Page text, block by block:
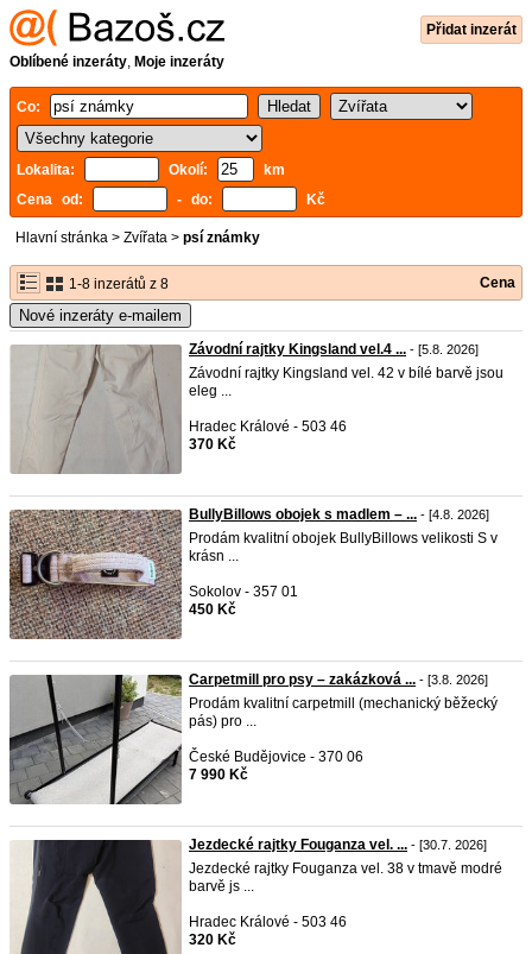
Přidat inzerát
Oblíbené inzeráty, Moje inzeráty
Co:
Lokalita: Okolí:
km
Cena od:
- do: Kč
Hlavní stránka > Zvířata > psí známky
1-8 inzerátů z 8 Cena
Nové inzeráty e-mailem
Závodní rajtky Kingsland vel.4 ... - [5.8. 2026]
Závodní rajtky Kingsland vel. 42 v bílé barvě jsou
eleg ...
Hradec Králové - 503 46
370 Kč
BullyBillows obojek s madlem – ... - [4.8. 2026]
Prodám kvalitní obojek BullyBillows velikosti S v
krásn ...
Sokolov - 357 01
450 Kč
Carpetmill pro psy – zakázková ... - [3.8. 2026]
Prodám kvalitní carpetmill (mechanický běžecký
pás) pro ...
České Budějovice - 370 06
7 990 Kč
Jezdecké rajtky Fouganza vel. ... - [30.7. 2026]
Jezdecké rajtky Fouganza vel. 38 v tmavě modré
barvě js ...
Hradec Králové - 503 46
320 Kč